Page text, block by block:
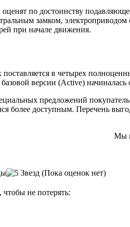
по достоинству
замком,
при начале движения.
в четырех
версии (Active)
предложений
более доступным. Перечень
Мы
(Пока оценок нет)
чтобы не потерять: